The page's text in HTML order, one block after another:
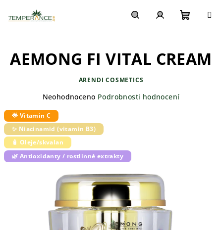
obsah
košík
AEMONG FI VITAL CREAM
ARENDI COSMETICS
Průměrné
produktu
je
0,0
z
5
hvězdiček.
Neohodnoceno Podrobnosti hodnocení
🌟 Vitamin C
✨ Niacinamid (vitamin B3)
🧴 Oleje/skvalan
🌿 Antioxidanty / rostlinné extrakty